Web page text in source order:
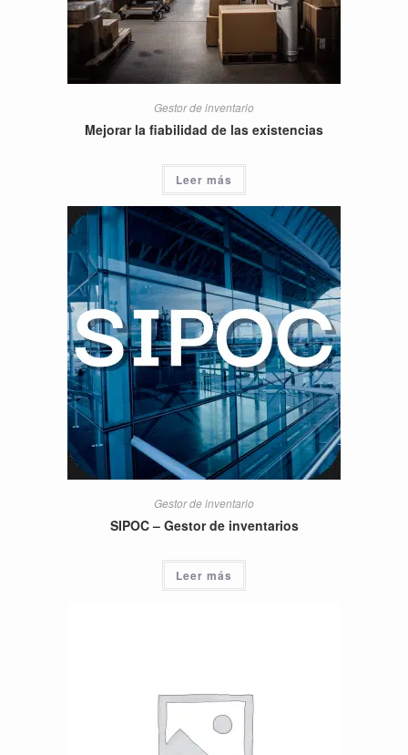
Gestor de inventario
Mejorar la fiabilidad de las existencias
Leer más
Gestor de inventario
SIPOC – Gestor de inventarios
Leer más